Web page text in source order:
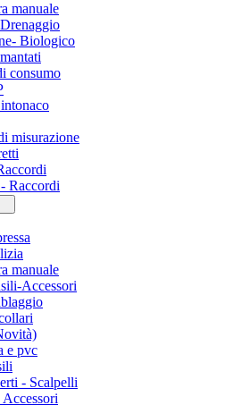
manuale
Biologico
consumo
misurazione
Raccordi
manuale
Accessori
e pvc
- Scalpelli